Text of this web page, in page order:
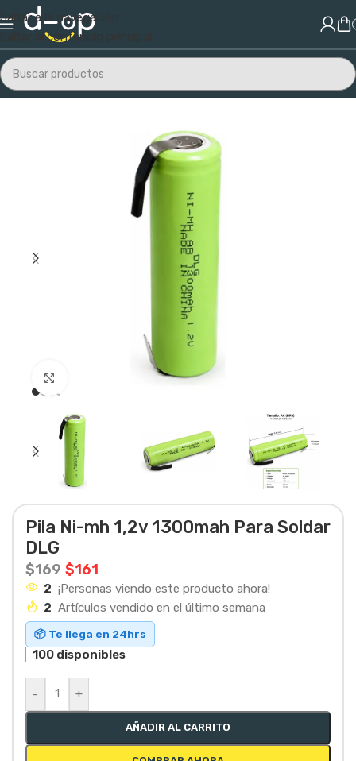
Saltar a la navegación
Saltar al contenido principal
Inicio/Electrónica/Pilas y Baterías
Haga clic para ampliar
Pila Ni-mh 1,2v 1300mah Para Soldar
DLG
$169 $161
2 ¡Personas viendo este producto ahora!
2 Artículos vendido en el último semana
📦 Te llega en 24hrs
100 disponibles
- +
AÑADIR AL CARRITO